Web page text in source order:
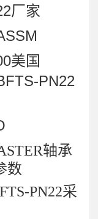
厂家
美国
PN22
轴承
数
PN22采